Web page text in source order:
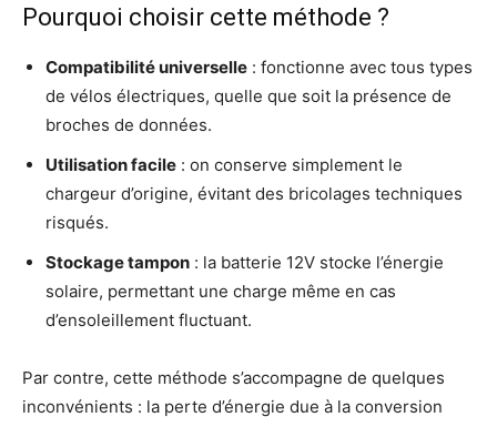
Pourquoi choisir cette méthode ?
Compatibilité universelle : fonctionne avec tous types
de vélos électriques, quelle que soit la présence de
broches de données.
Utilisation facile : on conserve simplement le
chargeur d’origine, évitant des bricolages techniques
risqués.
Stockage tampon : la batterie 12V stocke l’énergie
solaire, permettant une charge même en cas
d’ensoleillement fluctuant.
Par contre, cette méthode s’accompagne de quelques
inconvénients : la perte d’énergie due à la conversion